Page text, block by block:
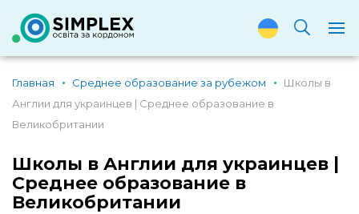
Главная Среднее образование за рубежом
Школы в
Англии для украинцев | Среднее образование в
Великобритании
Школы в Англии для украинцев |
Среднее образование в
Великобритании